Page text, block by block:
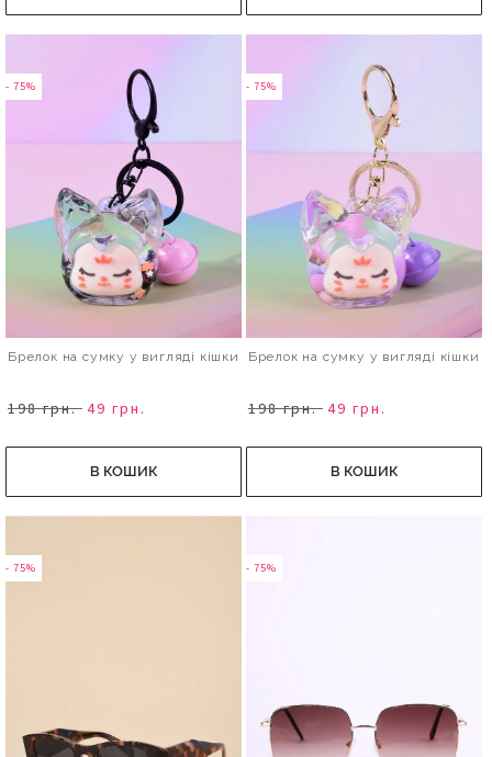
- 75%
Брелок на сумку у вигляді кішки
198 грн. 49 грн.
В КОШИК
- 75%
Брелок на сумку у вигляді кішки
198 грн. 49 грн.
В КОШИК
- 75% - 75%